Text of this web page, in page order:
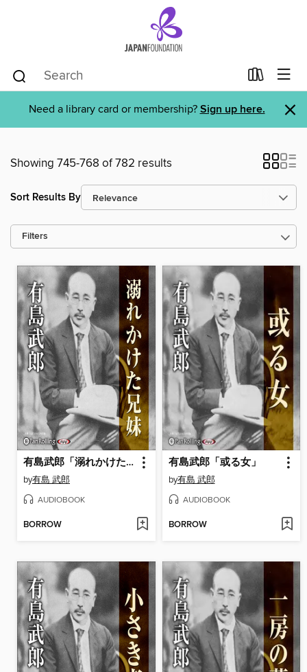
Need a library card or membership? Sign up here. ×
Showing 745-768 of 782 results
Sort Results By
Filters
有島武郎「溺れかけた兄妹」
by有島 武郎
AUDIOBOOK
BORROW
有島武郎「或る女」
by有島 武郎
AUDIOBOOK
BORROW